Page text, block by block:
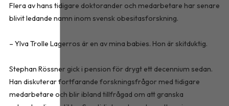
Flera av hans tidigare doktorander och medarbetare har senare
blivit ledande namn inom svensk obesitasforskning.
– Ylva Trolle Lagerros är en av mina babies. Hon är skitduktig.
Stephan Rössner gick i pension för drygt ett decennium sedan.
Han diskuterar fortfarande forskningsfrågor med tidigare
medarbetare och blir ibland tillfrågad om att granska